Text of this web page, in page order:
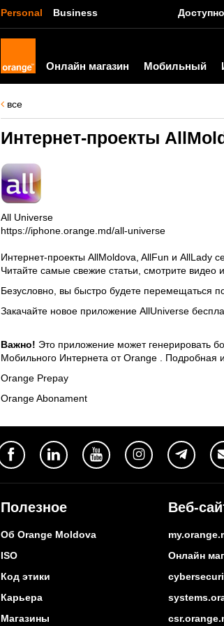
Personal Business
Онлайн магазин Мобильный
все
Интернет-проекты
All Universe
https://iphone.orange.md/all-universe
Интернет-проекты AllMoldova, AllFun и AllLady
Читайте самые свежие статьи, смотрите
Безусловно, вы быстро будете перемещаться
Закачайте новое приложение AllUniverse
Важно! Это приложение может генерировать
Мобильного Интернета от Orange . Подробная
Orange Prepay
Orange Abonament
Полезное
Об Orange Moldova
ISO
Код этики
Карьера
Магазины
Веб-
Онлайн